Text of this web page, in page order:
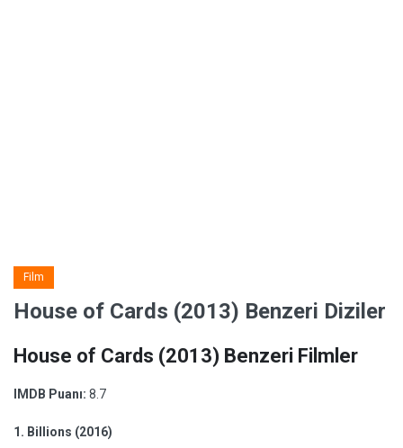
Film
House of Cards (2013) Benzeri Diziler
House of Cards (2013) Benzeri Filmler
IMDB Puanı: 8.7
1. Billions (2016)